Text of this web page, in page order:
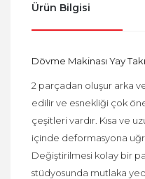
Ürün Bilgisi
Dövme Makinası Yay
2 parçadan oluşur arka
edilir ve esnekliği çok
çeşitleri vardır. Kısa ve
içinde deformasyona
Değiştirilmesi kolay bir
stüdyosunda mutlaka